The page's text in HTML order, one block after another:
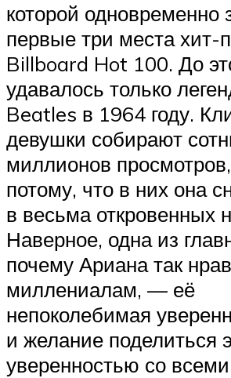
которой одновременно
первые три места хит-
Billboard Hot 100. До
удавалось только
Beatles в 1964 году.
девушки собирают
миллионов
потому, что в них она
в весьма откровенных
Наверное, одна из
почему Ариана так
миллениалам, — её
непоколебимая
и желание поделиться
уверенностью со